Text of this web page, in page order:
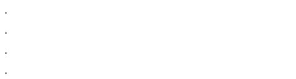
.
.
.
.